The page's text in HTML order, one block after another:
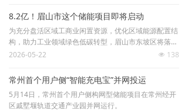
业用户侧储能项目正式并网运行。该项目是鲁信能源公
司首个工商业用户侧储能试点项目。
8.2亿！眉山市这个储能项目即将启动
为充分盘活区域工商业闲置资源，优化区域能源配置结
构，助力工业领域绿色低碳转型，眉山市东坡区将落地
用户侧储能项目，依托辖区规上工业企业闲置地面资
节能力，降低企业用能成本，推动区域能源产业高质量
发展。
넶 138
2026-05-22
常州首个用户侧“智能充电宝”并网投运
5月14日，常州首个用户侧构网型储能项目在常州经开
区戚墅堰轨道交通产业园并网运行。